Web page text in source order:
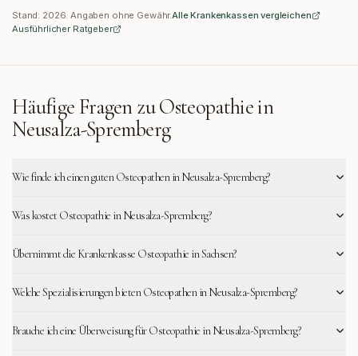
Stand: 2026 . Angaben ohne Gewähr. Alle Krankenkassen vergleichen
Ausführlicher Ratgeber
Häufige Fragen zu Osteopathie in
Neusalza-Spremberg
Wie finde ich einen guten Osteopathen in Neusalza-Spremberg?
Was kostet Osteopathie in Neusalza-Spremberg?
Übernimmt die Krankenkasse Osteopathie in Sachsen?
Welche Spezialisierungen bieten Osteopathen in Neusalza-Spremberg?
Brauche ich eine Überweisung für Osteopathie in Neusalza-Spremberg?